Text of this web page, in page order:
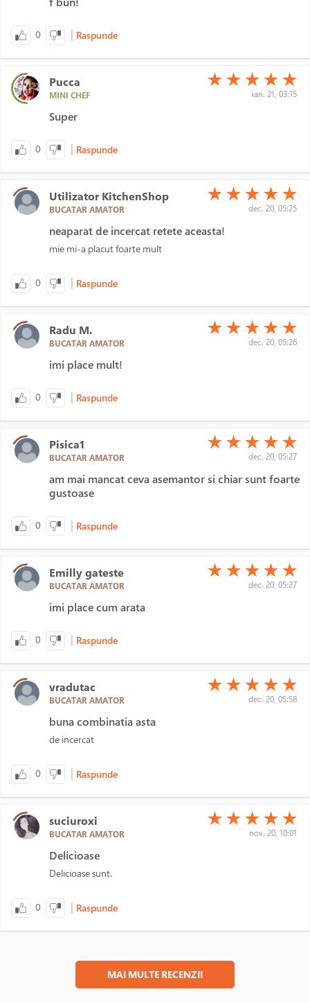
0 | Raspunde
Pucca
MINI CHEF
(*)
★ (*)
★ (*)
★ (*)
★ (*)
★
ian. 21, 03:15
Super
0 | Raspunde
Utilizator KitchenShop
BUCATAR AMATOR
(*)
★ (*)
★ (*)
★ (*)
★ (*)
★
dec. 20, 05:25
neaparat de incercat retete aceasta!
mie mi-a placut foarte mult
0 | Raspunde
Radu M.
BUCATAR AMATOR
(*)
★ (*)
★ (*)
★ (*)
★ (*)
★
dec. 20, 05:26
imi place mult!
0 | Raspunde
Pisica1
BUCATAR AMATOR
(*)
★ (*)
★ (*)
★ (*)
★ (*)
★
dec. 20, 05:27
am mai mancat ceva asemantor si chiar sunt foarte
gustoase
0 | Raspunde
Emilly gateste
BUCATAR AMATOR
(*)
★ (*)
★ (*)
★ (*)
★ (*)
★
dec. 20, 05:27
imi place cum arata
0 | Raspunde
vradutac
BUCATAR AMATOR
(*)
★ (*)
★ (*)
★ (*)
★ (*)
★
dec. 20, 05:58
buna combinatia asta
de incercat
0 | Raspunde
suciuroxi
BUCATAR AMATOR
(*)
★ (*)
★ (*)
★ (*)
★ (*)
★
nov. 20, 10:01
Delicioase
Delicioase sunt.
0 | Raspunde
MAI MULTE RECENZII